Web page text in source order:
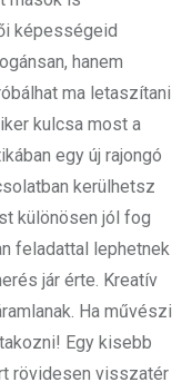
képességeid
hanem
ma letaszítani
kulcsa most a
egy új rajongó
kerülhetsz
különösen jól fog
feladattal lephetnek
jár érte. Kreatív
Ha művészi
Egy kisebb
rövidesen visszatér